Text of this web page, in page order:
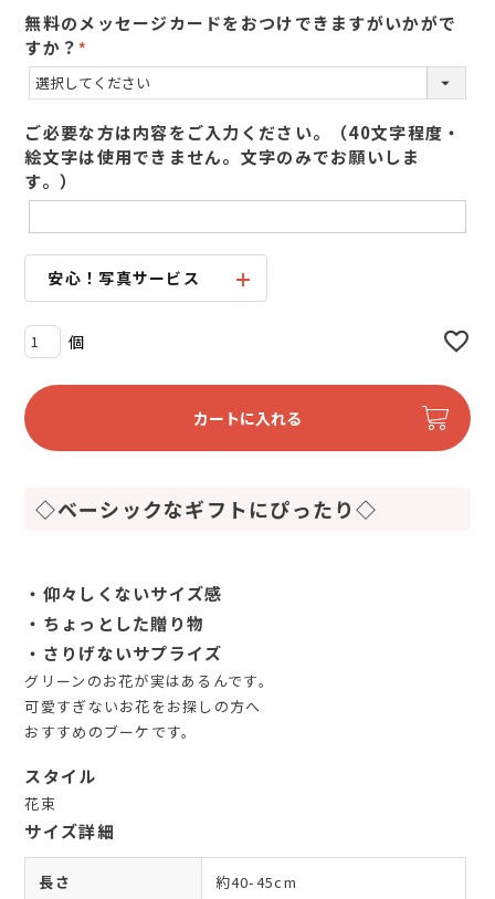
無料のメッセージカードをおつけできますがいかがで
すか？
(
必
)
ご必要な方は内容をご入力ください。（40文字程度・
絵文字は使用できません。文字のみでお願いしま
す。）
安心！写真サービス
カートに入れる
◇ベーシックなギフトにぴったり◇
・仰々しくないサイズ感
・ちょっとした贈り物
・さりげないサプライズ
グリーンのお花が実はあるんです。
可愛すぎないお花をお探しの方へ
おすすめのブーケです。
スタイル
花束
サイズ詳細
長さ 約40-45cm